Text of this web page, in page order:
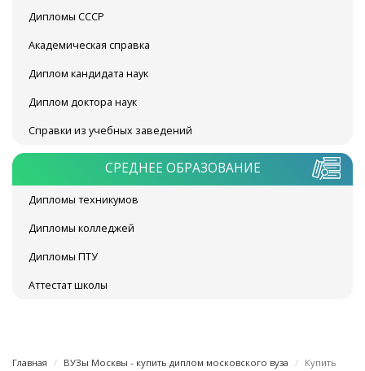
Дипломы СССР
Академическая справка
Диплом кандидата наук
Диплом доктора наук
Справки из учебных заведений
СРЕДНЕЕ ОБРАЗОВАНИЕ
Дипломы техникумов
Дипломы колледжей
Дипломы ПТУ
Аттестат школы
Главная ВУЗы Москвы - купить диплом московского вуза
Купить